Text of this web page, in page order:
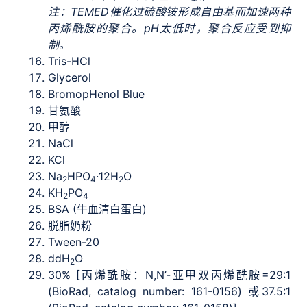
注：TEMED催化过硫酸铵形成自由基而加速两种
丙烯酰胺的聚合。pH太低时，聚合反应受到抑
制。
Tris-HCl
Glycerol
BromopHenol Blue
甘氨酸
甲醇
NaCl
KCl
Na2HPO4·12H2O
KH2PO4
BSA (牛血清白蛋白)
脱脂奶粉
Tween-20
ddH2O
30% [丙烯酰胺：N,N’-亚甲双丙烯酰胺=29:1
(BioRad, catalog number: 161-0156) 或37.5:1